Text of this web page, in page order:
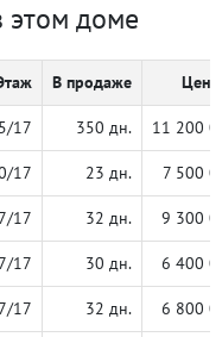
этом доме
В продаже
17 350 дн. 11 200
17 23 дн. 7 500
17 32 дн. 9 300
17 30 дн. 6 400
17 32 дн. 6 800